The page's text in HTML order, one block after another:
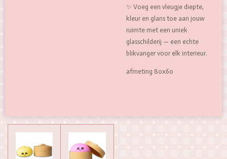
✨ Voeg een vleugje diepte,
kleur en glans toe aan jouw
ruimte met een uniek
glasschilderij — een echte
blikvanger voor elk interieur.
afmeting 80x60